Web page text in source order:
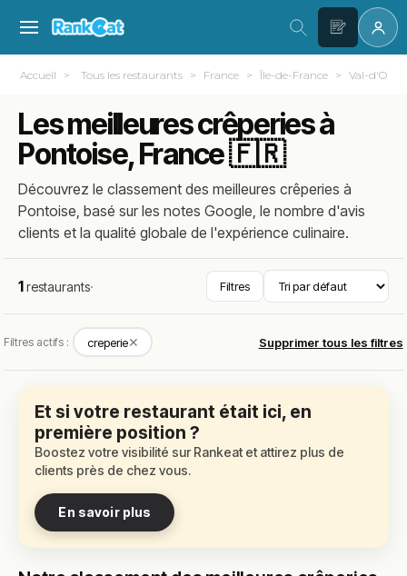
Accueil Tous les restaurants France Île-de-France Val-d'Oise
Les meilleures crêperies à
Pontoise, France 🇫🇷
Découvrez le classement des meilleures crêperies à
Pontoise, basé sur les notes Google, le nombre d'avis
clients et la qualité globale de l'expérience culinaire.
1restaurants· Filtres
Filtres actifs : creperie✕ Supprimer tous les filtres
Et si votre restaurant était ici, en
première position ?
Boostez votre visibilité sur Rankeat et attirez plus de
clients près de chez vous.
En savoir plus